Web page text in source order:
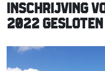
INSCHRIJVING
2022 GESLOTEN